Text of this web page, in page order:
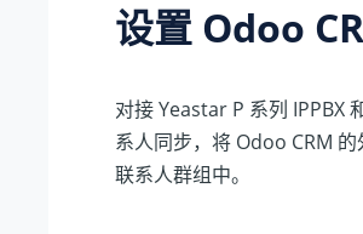
设置 Odoo
对接Yeastar P 系列 IPPBX
系人同步，将 Odoo CRM
联系人群组中。